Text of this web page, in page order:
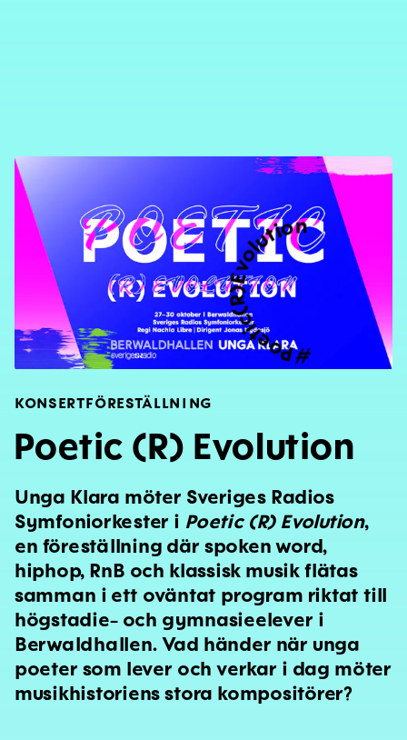
#
Poetic(R)Evolution
KONSERTFÖRESTÄLLNING
Poetic (R) Evolution
Unga Klara möter Sveriges Radios
Symfoniorkester i Poetic (R) Evolution,
en föreställning där spoken word,
hiphop, RnB och klassisk musik flätas
samman i ett oväntat program riktat till
högstadie- och gymnasieelever i
Berwaldhallen. Vad händer när unga
poeter som lever och verkar i dag möter
musikhistoriens stora kompositörer?